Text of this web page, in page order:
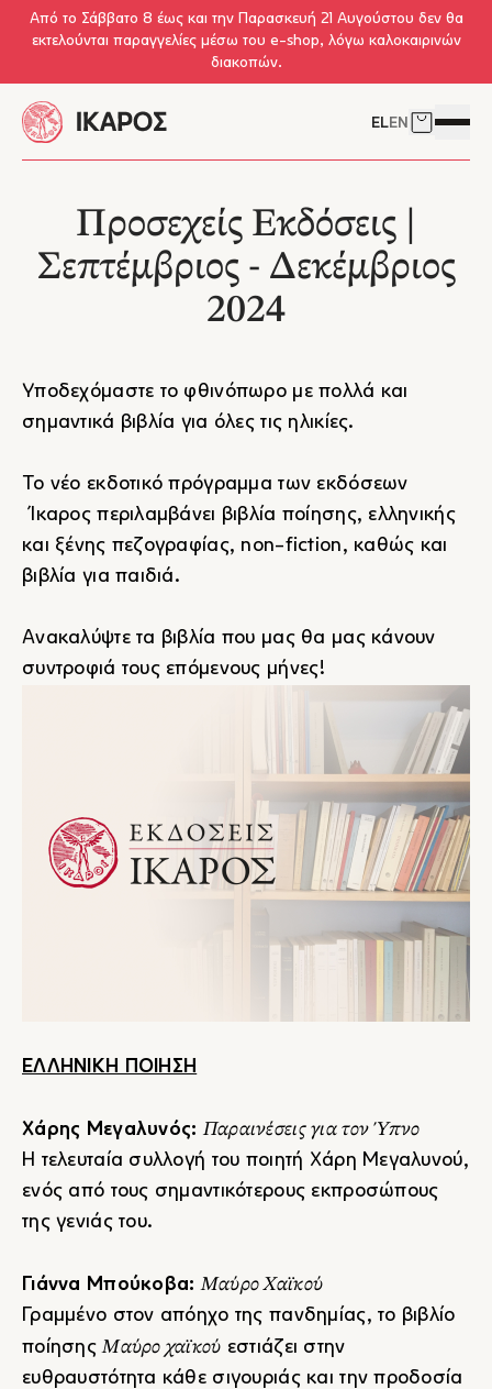
Skip to main content
Από το Σάββατο 8 έως και την Παρασκευή 21 Αυγούστου δεν θα
εκτελούνται παραγγελίες μέσω του e-shop, λόγω καλοκαιρινών
διακοπών.
ELEN Δείτε το
Προσεχείς Εκδόσεις |
Σεπτέμβριος - Δεκέμβριος
2024
Υποδεχόμαστε το φθινόπωρο με πολλά και
σημαντικά βιβλία για όλες τις ηλικίες.
Το νέο εκδοτικό πρόγραμμα των εκδόσεων
Ίκαρος περιλαμβάνει βιβλία ποίησης, ελληνικής
και ξένης πεζογραφίας, non-fiction, καθώς και
βιβλία για παιδιά.
Ανακαλύψτε τα βιβλία που μας θα μας κάνουν
συντροφιά τους επόμενους μήνες!
ΕΛΛΗΝΙΚΗ ΠΟΙΗΣΗ
Χάρης Μεγαλυνός: Παραινέσεις για τον Ύπνο
Η τελευταία συλλογή του ποιητή Χάρη Μεγαλυνού,
ενός από τους σημαντικότερους εκπροσώπους
της γενιάς του.
Γιάννα Μπούκοβα: Μαύρο Χαϊκού
Γραμμένο στον απόηχο της πανδημίας, το βιβλίο
ποίησηςΜαύρο χαϊκού εστιάζει στην
ευθραυστότητα κάθε σιγουριάς και την προδοσία